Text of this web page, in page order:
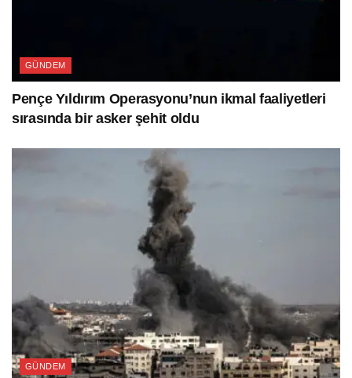
GÜNDEM
Pençe Yıldırım Operasyonu’nun ikmal faaliyetleri
sırasında bir asker şehit oldu
GÜNDEM